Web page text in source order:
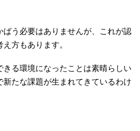
ばう必要はありませんが、これが認
方もあります。
きる環境になったことは素晴らしい
新たな課題が生まれてきているわけ